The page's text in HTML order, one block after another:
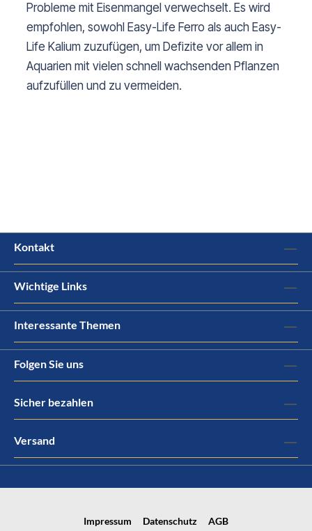
Probleme mit Eisenmangel verwechselt. Es wird
empfohlen, sowohl Easy-Life Ferro als auch Easy-
Life Kalium zuzufügen, um Defizite vor allem in
Aquarien mit vielen schnell wachsenden Pflanzen
aufzufüllen und zu vermeiden.
Kontakt
Wichtige Links
Interessante Themen
Folgen Sie uns
Sicher bezahlen
Versand
Impressum Datenschutz AGB